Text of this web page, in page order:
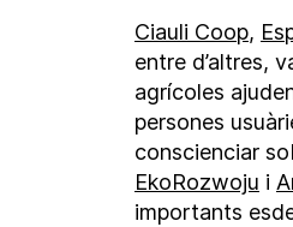
Ciauli Coop,
entre d’altres,
agrícoles
persones
conscienciar
EkoRozwoju i
importants